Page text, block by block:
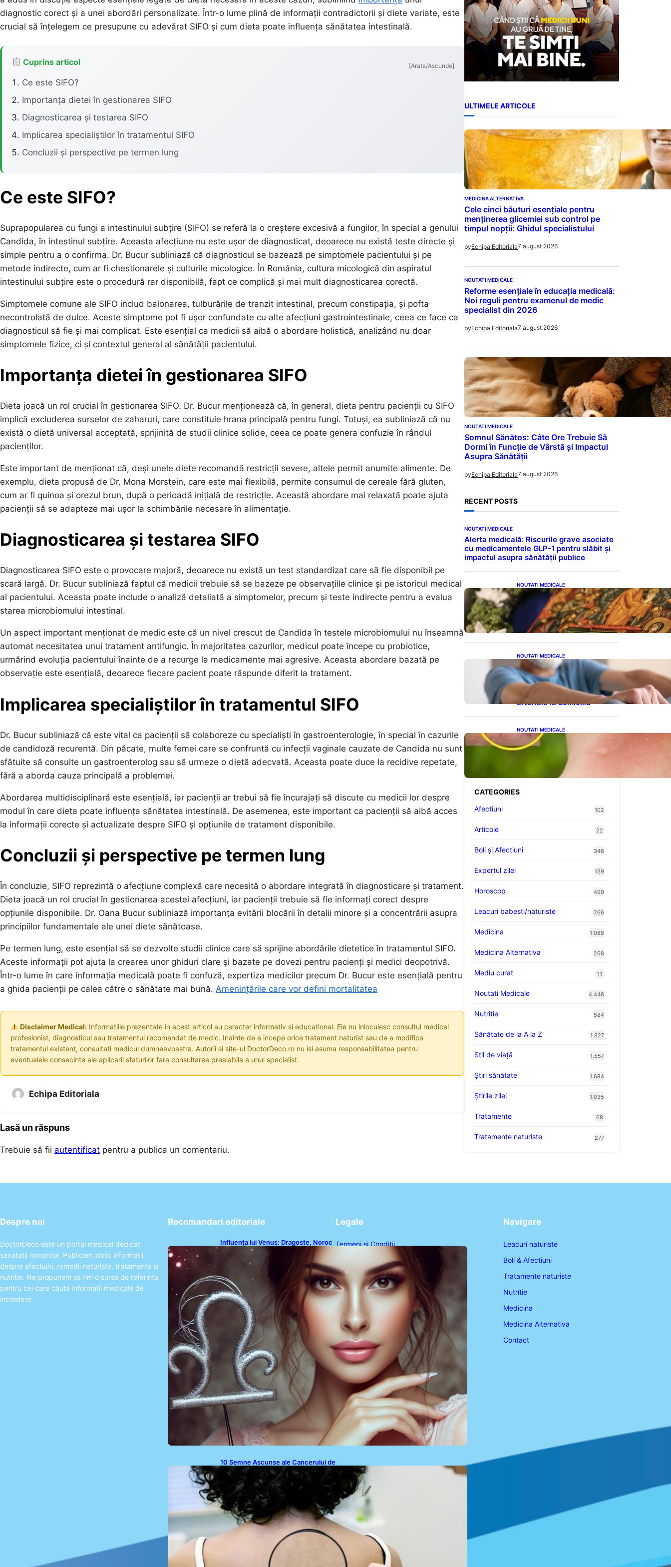
diagnostic corect și a unei abordări personalizate. Într-o lume plină de informații contradictorii și diete variate, este
crucial să înțelegem ce presupune cu adevărat SIFO și cum dieta poate influența sănătatea intestinală.
Cuprins articol [Arata/Ascunde]
Ce este SIFO?
Importanța dietei în gestionarea SIFO
Diagnosticarea și testarea SIFO
Implicarea specialiștilor în tratamentul SIFO
Concluzii și perspective pe termen lung
Ce este SIFO?
Suprapopularea cu fungi a intestinului subțire (SIFO) se referă la o creștere excesivă a fungilor, în special a genului
Candida, în intestinul subțire. Aceasta afecțiune nu este ușor de diagnosticat, deoarece nu există teste directe și
simple pentru a o confirma. Dr. Bucur subliniază că diagnosticul se bazează pe simptomele pacientului și pe
metode indirecte, cum ar fi chestionarele și culturile micologice. În România, cultura micologică din aspiratul
intestinului subțire este o procedură rar disponibilă, fapt ce complică și mai mult diagnosticarea corectă.
Simptomele comune ale SIFO includ balonarea, tulburările de tranzit intestinal, precum constipația, și pofta
necontrolată de dulce. Aceste simptome pot fi ușor confundate cu alte afecțiuni gastrointestinale, ceea ce face ca
diagnosticul să fie și mai complicat. Este esențial ca medicii să aibă o abordare holistică, analizând nu doar
simptomele fizice, ci și contextul general al sănătății pacientului.
Importanța dietei în gestionarea SIFO
Dieta joacă un rol crucial în gestionarea SIFO. Dr. Bucur menționează că, în general, dieta pentru pacienții cu SIFO
implică excluderea surselor de zaharuri, care constituie hrana principală pentru fungi. Totuși, ea subliniază că nu
există o dietă universal acceptată, sprijinită de studii clinice solide, ceea ce poate genera confuzie în rândul
pacienților.
Este important de menționat că, deși unele diete recomandă restricții severe, altele permit anumite alimente. De
exemplu, dieta propusă de Dr. Mona Morstein, care este mai flexibilă, permite consumul de cereale fără gluten,
cum ar fi quinoa și orezul brun, după o perioadă inițială de restricție. Această abordare mai relaxată poate ajuta
pacienții să se adapteze mai ușor la schimbările necesare în alimentație.
Diagnosticarea și testarea SIFO
Diagnosticarea SIFO este o provocare majoră, deoarece nu există un test standardizat care să fie disponibil pe
scară largă. Dr. Bucur subliniază faptul că medicii trebuie să se bazeze pe observațiile clinice și pe istoricul medical
al pacientului. Aceasta poate include o analiză detaliată a simptomelor, precum și teste indirecte pentru a evalua
starea microbiomului intestinal.
Un aspect important menționat de medic este că un nivel crescut de Candida în testele microbiomului nu înseamnă
automat necesitatea unui tratament antifungic. În majoritatea cazurilor, medicul poate începe cu probiotice,
urmărind evoluția pacientului înainte de a recurge la medicamente mai agresive. Aceasta abordare bazată pe
observație este esențială, deoarece fiecare pacient poate răspunde diferit la tratament.
Implicarea specialiștilor în tratamentul SIFO
Dr. Bucur subliniază că este vital ca pacienții să colaboreze cu specialiști în gastroenterologie, în special în cazurile
de candidoză recurentă. Din păcate, multe femei care se confruntă cu infecții vaginale cauzate de Candida nu sunt
sfătuite să consulte un gastroenterolog sau să urmeze o dietă adecvată. Aceasta poate duce la recidive repetate,
fără a aborda cauza principală a problemei.
Abordarea multidisciplinară este esențială, iar pacienții ar trebui să fie încurajați să discute cu medicii lor despre
modul în care dieta poate influența sănătatea intestinală. De asemenea, este important ca pacienții să aibă acces
la informații corecte și actualizate despre SIFO și opțiunile de tratament disponibile.
Concluzii și perspective pe termen lung
În concluzie, SIFO reprezintă o afecțiune complexă care necesită o abordare integrată în diagnosticare și tratament.
Dieta joacă un rol crucial în gestionarea acestei afecțiuni, iar pacienții trebuie să fie informați corect despre
opțiunile disponibile. Dr. Oana Bucur subliniază importanța evitării blocării în detalii minore și a concentrării asupra
principiilor fundamentale ale unei diete sănătoase.
Pe termen lung, este esențial să se dezvolte studii clinice care să sprijine abordările dietetice în tratamentul SIFO.
Aceste informații pot ajuta la crearea unor ghiduri clare și bazate pe dovezi pentru pacienți și medici deopotrivă.
Într-o lume în care informația medicală poate fi confuză, expertiza medicilor precum Dr. Bucur este esențială pentru
a ghida pacienții pe calea către o sănătate mai bună. Amenințările care vor defini mortalitatea
Disclaimer Medical:Informatiile prezentate in acest articol au caracter informativ si educational. Ele nu inlocuiesc consultul medical
profesionist, diagnosticul sau tratamentul recomandat de medic. Inainte de a incepe orice tratament naturist sau de a modifica
tratamentul existent, consultati medicul dumneavoastra. Autorii si site-ul DoctorDeco.ro nu isi asuma responsabilitatea pentru
eventualele consecinte ale aplicarii sfaturilor fara consultarea prealabila a unui specialist.
Echipa Editoriala
Lasă un răspuns
Trebuie să fii autentificat pentru a publica un comentariu.
ULTIMELE ARTICOLE
MEDICINA ALTERNATIVA
Cele cinci băuturi esențiale pentru
menținerea glicemiei sub control pe
timpul nopții: Ghidul specialistului
byEchipa Editoriala7 august 2026
NOUTATI MEDICALE
Reforme esențiale în educația medicală:
Noi reguli pentru examenul de medic
specialist din 2026
byEchipa Editoriala7 august 2026
NOUTATI MEDICALE
Somnul Sănătos: Câte Ore Trebuie Să
Dormi în Funcție de Vârstă și Impactul
Asupra Sănătății
byEchipa Editoriala7 august 2026
RECENT POSTS
NOUTATI MEDICALE
Alerta medicală: Riscurile grave asociate
cu medicamentele GLP-1 pentru slăbit și
impactul asupra sănătății publice
NOUTATI MEDICALE
Postul Adormirii Maicii
Domnului: Tradiții,
Superstiții și Implicații
Spiritualitate în 2026
NOUTATI MEDICALE
Îmbunătățirea sănătății
cardiovasculare: Patru
exerciții simple pentru
reducerea tensiunii
arteriale la domiciliu
NOUTATI MEDICALE
Cum bacteriile pielii
influențează atracția
țânțarilor: O nouă viziune
asupra alegerii victimelor
CATEGORIES
Afectiuni
102
Articole 22
Boli și Afecțiuni 346
Expertul zilei 139
Horoscop 499
Leacuri babesti/naturiste 266
Medicina 1.088
Medicina Alternativa 268
Mediu curat 11
Noutati Medicale 4.448
Nutritie 584
Sănătate de la A la Z 1.827
Stil de viaţă 1.557
Ştiri sănătate 1.684
Știrile zilei 1.035
Tratamente 68
Tratamente naturiste 277
Despre noi
DoctorDeco este un portal medical dedicat
sanatatii romanilor. Publicam zilnic informatii
despre afectiuni, remedii naturiste, tratamente si
nutritie. Ne propunem sa fim o sursa de referinta
pentru cei care cauta informatii medicale de
incredere.
Recomandari editoriale
Influența lui Venus: Dragoste, Noroc
și Oportunități pentru Tauri și Balanțe
în Weekendul 8-9 August
10 Semne Ascunse ale Cancerului de
Piele: Ce Trebuie să Știm pentru a Ne
Proteja
Legale
Termeni și Condiții
Politica de Confidențialitate
Politica de Cookies
Disclaimer
Contact
Navigare
Leacuri naturiste
Boli & Afectiuni
Tratamente naturiste
Nutritie
Medicina
Medicina Alternativa
Contact